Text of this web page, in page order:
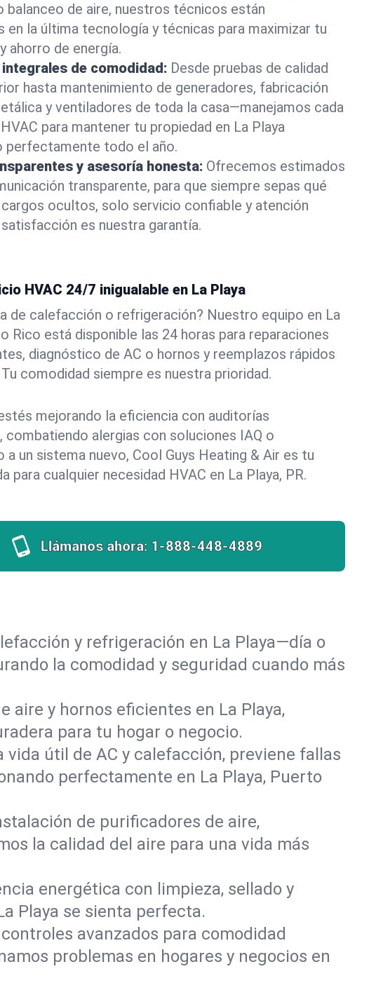
balanceo de aire, nuestros técnicos están
en la última tecnología y técnicas para maximizar tu
ahorro de energía.
de comodidad: Desde pruebas de calidad
hasta mantenimiento de generadores, fabricación
y ventiladores de toda la casa—manejamos cada
para mantener tu propiedad en La Playa
perfectamente todo el año.
y asesoría honesta: Ofrecemos estimados
transparente, para que siempre sepas qué
cargos ocultos, solo servicio confiable y atención
es nuestra garantía.
HVAC 24/7 inigualable en La Playa
de calefacción o refrigeración? Nuestro equipo en La
Rico está disponible las 24 horas para reparaciones
diagnóstico de AC o hornos y reemplazos rápidos
comodidad siempre es nuestra prioridad.
mejorando la eficiencia con auditorías
combatiendo alergias con soluciones IAQ o
a un sistema nuevo, Cool Guys Heating & Air es tu
para cualquier necesidad HVAC en La Playa, PR.
Llámanos ahora: 1-888-448-4889
y refrigeración en La Playa—día o
la comodidad y seguridad cuando más
aire y hornos eficientes en La Playa,
para tu hogar o negocio.
útil de AC y calefacción, previene fallas
perfectamente en La Playa, Puerto
de purificadores de aire,
la calidad del aire para una vida más
energética con limpieza, sellado y
Playa se sienta perfecta.
avanzados para comodidad
problemas en hogares y negocios en